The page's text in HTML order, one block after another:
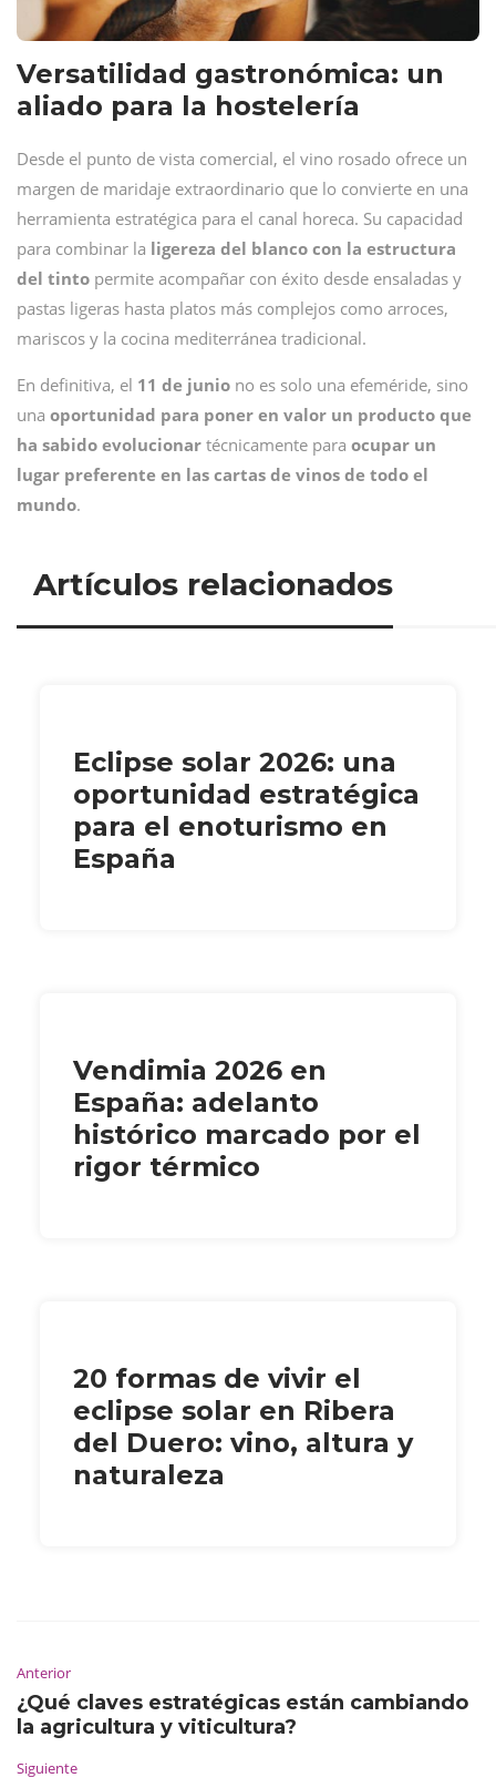
Versatilidad gastronómica: un
aliado para la hostelería
Desde el punto de vista comercial, el vino rosado ofrece un
margen de maridaje extraordinario que lo convierte en una
herramienta estratégica para el canal horeca. Su capacidad
para combinar la ligereza del blanco con la estructura
del tinto permite acompañar con éxito desde ensaladas y
pastas ligeras hasta platos más complejos como arroces,
mariscos y la cocina mediterránea tradicional.
En definitiva, el 11 de junio no es solo una efeméride, sino
una oportunidad para poner en valor un producto que
ha sabido evolucionar técnicamente para ocupar un
lugar preferente en las cartas de vinos de todo el
mundo.
Artículos relacionados
Eclipse solar 2026: una
oportunidad estratégica
para el enoturismo en
España
Vendimia 2026 en
España: adelanto
histórico marcado por el
rigor térmico
20 formas de vivir el
eclipse solar en Ribera
del Duero: vino, altura y
naturaleza
Anterior
¿Qué claves estratégicas están cambiando
la agricultura y viticultura?
Siguiente